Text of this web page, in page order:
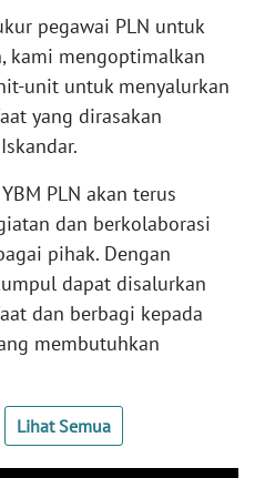
pegawai PLN untuk
kami mengoptimalkan
unit untuk menyalurkan
yang dirasakan
PLN akan terus
dan berkolaborasi
pihak. Dengan
dapat disalurkan
dan berbagi kepada
membutuhkan
Lihat Semua